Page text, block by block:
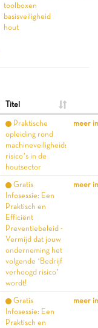
toolboxen
basisveiligheid
hout
Titel
Praktische
opleiding rond
machineveiligheid:
risico’s in de
houtsector
meer
Gratis
Infosessie: Een
Praktisch en
Efficiënt
Preventiebeleid -
Vermijd dat jouw
onderneming het
volgende ‘Bedrijf
verhoogd risico’
wordt!
meer
Gratis
Infosessie: Een
Praktisch en
meer